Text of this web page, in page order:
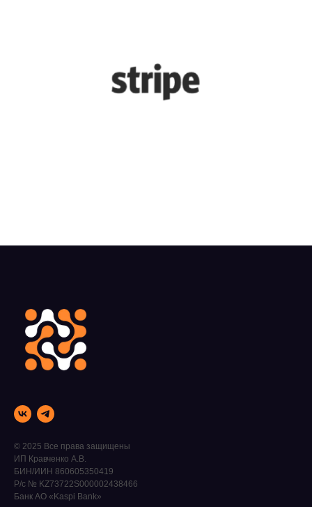
© 2025 Все права защищены
ИП Кравченко А.В.
БИН/ИИН 860605350419
Р/с № KZ73722S000002438466
Банк АО «Kaspi Bank»